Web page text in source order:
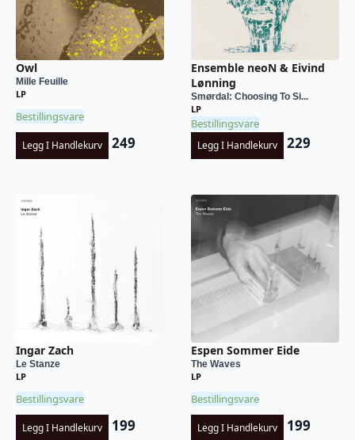
Owl
Mille Feuille
LP
Bestillingsvare
Legg I Handlekurv 249
Ensemble neoN & Eivind
Lønning
Smørdal: Choosing To Si...
LP
Bestillingsvare
Legg I Handlekurv 229
Ingar Zach
Le Stanze
LP
Bestillingsvare
Legg I Handlekurv 199
Espen Sommer Eide
The Waves
LP
Bestillingsvare
Legg I Handlekurv 199